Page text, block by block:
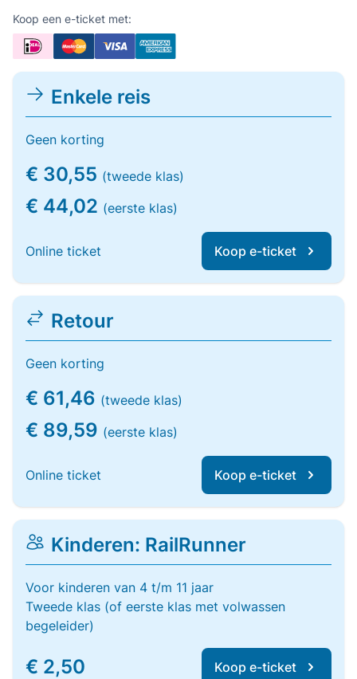
Koop een e-ticket met:
Enkele reis
Geen korting
€ 30,55 (tweede klas)
€ 44,02 (eerste klas)
Online ticket Koop e-ticket
Retour
Geen korting
€ 61,46 (tweede klas)
€ 89,59 (eerste klas)
Online ticket Koop e-ticket
Kinderen: RailRunner
Voor kinderen van 4 t/m 11 jaar
Tweede klas (of eerste klas met volwassen
begeleider)
€ 2,50 Koop e-ticket